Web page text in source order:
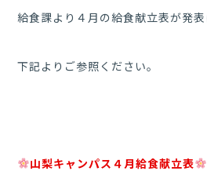
給食課より４月の給食献立表が発
下記よりご参照ください。
山梨キャンパス４月給食献立表